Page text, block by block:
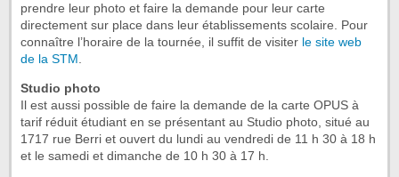
prendre leur photo et faire la demande pour leur carte
directement sur place dans leur établissements scolaire. Pour
connaître l’horaire de la tournée, il suffit de visiter le site web
de la STM.
Studio photo
Il est aussi possible de faire la demande de la carte OPUS à
tarif réduit étudiant en se présentant au Studio photo, situé au
1717 rue Berri et ouvert du lundi au vendredi de 11 h 30 à 18 h
et le samedi et dimanche de 10 h 30 à 17 h.